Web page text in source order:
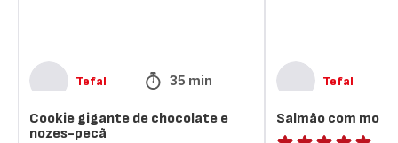
Tefal 35 min
Cookie gigante de chocolate e
nozes-pecã
Tefal
Salmão com